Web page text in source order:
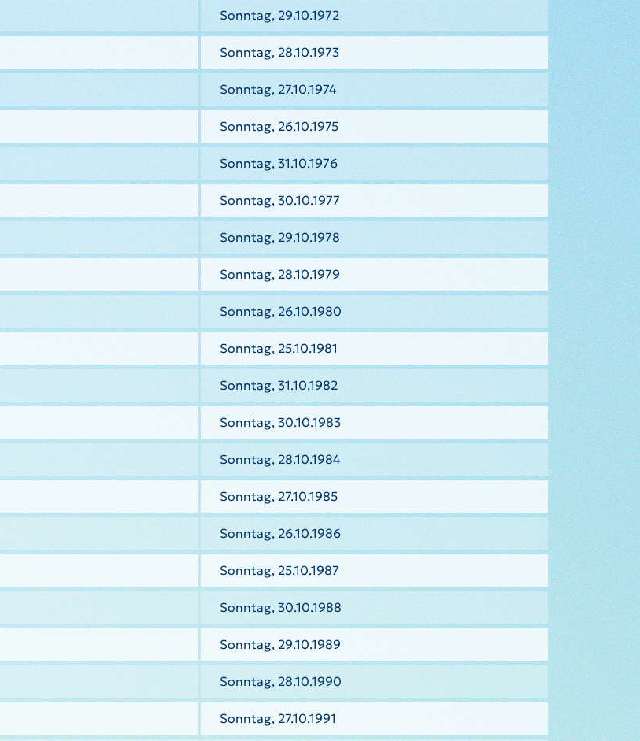
Sonntag, 29.10.1972
Sonntag, 28.10.1973
Sonntag, 27.10.1974
Sonntag, 26.10.1975
Sonntag, 31.10.1976
Sonntag, 30.10.1977
Sonntag, 29.10.1978
Sonntag, 28.10.1979
Sonntag, 26.10.1980
Sonntag, 25.10.1981
Sonntag, 31.10.1982
Sonntag, 30.10.1983
Sonntag, 28.10.1984
Sonntag, 27.10.1985
Sonntag, 26.10.1986
Sonntag, 25.10.1987
Sonntag, 30.10.1988
Sonntag, 29.10.1989
Sonntag, 28.10.1990
Sonntag, 27.10.1991